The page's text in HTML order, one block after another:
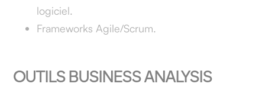
logiciel.
Frameworks Agile/Scrum.
OUTILS BUSINESS ANALYSIS